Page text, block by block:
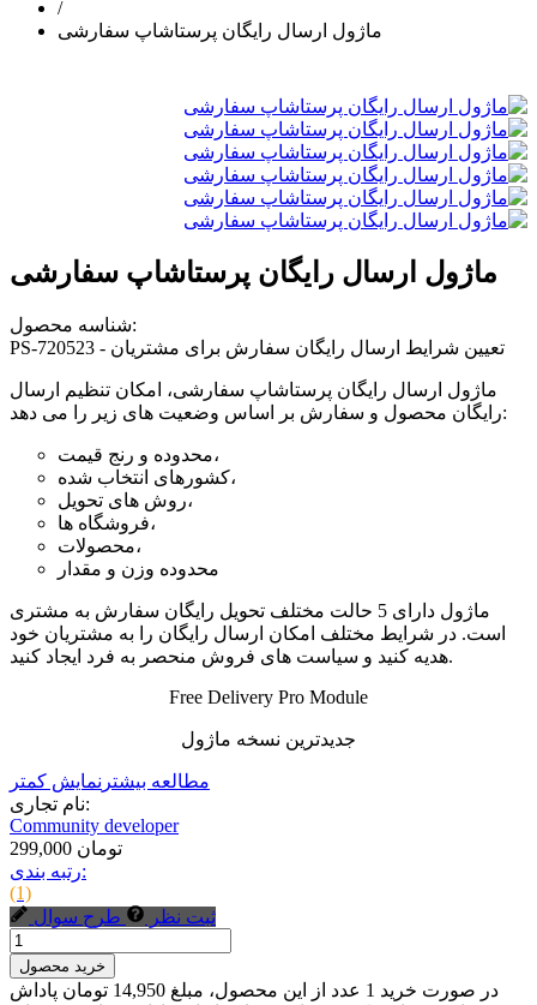
/
ماژول ارسال رایگان پرستاشاپ سفارشی
ماژول ارسال رایگان پرستاشاپ سفارشی
شناسه محصول:
PS-720523 - تعیین شرایط ارسال رایگان سفارش برای مشتریان
ماژول ارسال رایگان پرستاشاپ سفارشی، امکان تنظیم ارسال
رایگان محصول و سفارش بر اساس وضعیت های زیر را می دهد:
محدوده و رنج قیمت،
کشورهای انتخاب شده،
روش های تحویل،
فروشگاه ها،
محصولات،
محدوده وزن و مقدار
ماژول دارای 5 حالت مختلف تحویل رایگان سفارش به مشتری
است. در شرایط مختلف امکان ارسال رایگان را به مشتریان خود
هدیه کنید و سیاست های فروش منحصر به فرد ایجاد کنید.
Free Delivery Pro Module
جدیدترین نسخه ماژول
مطالعه بیشتر نمایش کمتر
نام تجاری:
Community developer
299,000 تومان
رتبه بندی:
(1)
ثبت نظر
طرح سوال
خرید محصول
در صورت خرید 1 عدد از این محصول، مبلغ 14,950 تومان پاداش